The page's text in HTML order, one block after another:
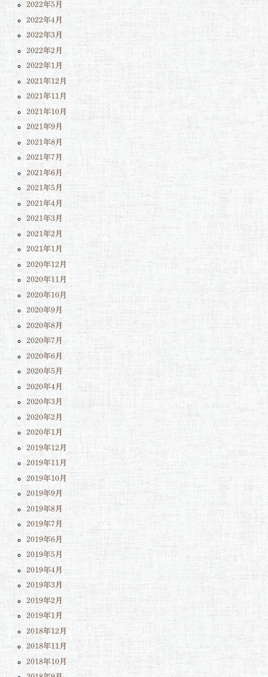
2022年5月
2022年4月
2022年3月
2022年2月
2022年1月
2021年12月
2021年11月
2021年10月
2021年9月
2021年8月
2021年7月
2021年6月
2021年5月
2021年4月
2021年3月
2021年2月
2021年1月
2020年12月
2020年11月
2020年10月
2020年9月
2020年8月
2020年7月
2020年6月
2020年5月
2020年4月
2020年3月
2020年2月
2020年1月
2019年12月
2019年11月
2019年10月
2019年9月
2019年8月
2019年7月
2019年6月
2019年5月
2019年4月
2019年3月
2019年2月
2019年1月
2018年12月
2018年11月
2018年10月